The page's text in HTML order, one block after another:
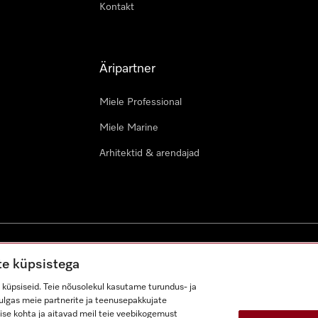
Kontakt
Äripartner
Miele Professional
Miele Marine
Arhitektid & arendajad
küpsistega
Teie nõusolekul kasutame turundus- ja
meie partnerite ja teenusepakkujate
kohta ja aitavad meil teie veebikogemust